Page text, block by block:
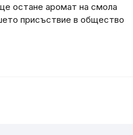
остане аромат на смола
присъствие в общество